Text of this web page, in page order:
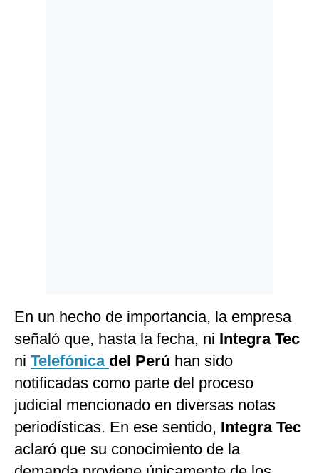
En un hecho de importancia, la empresa
señaló que, hasta la fecha, ni Integra Tec
ni Telefónica del Perú han sido
notificadas como parte del proceso
judicial mencionado en diversas notas
periodísticas. En ese sentido, Integra Tec
aclaró que su conocimiento de la